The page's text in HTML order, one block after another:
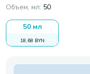
Объем, мл: 50
50 мл
18,68 BYN